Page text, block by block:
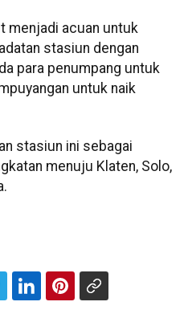
menjadi acuan untuk
stasiun dengan
para penumpang untuk
untuk naik
stasiun ini sebagai
menuju Klaten, Solo,